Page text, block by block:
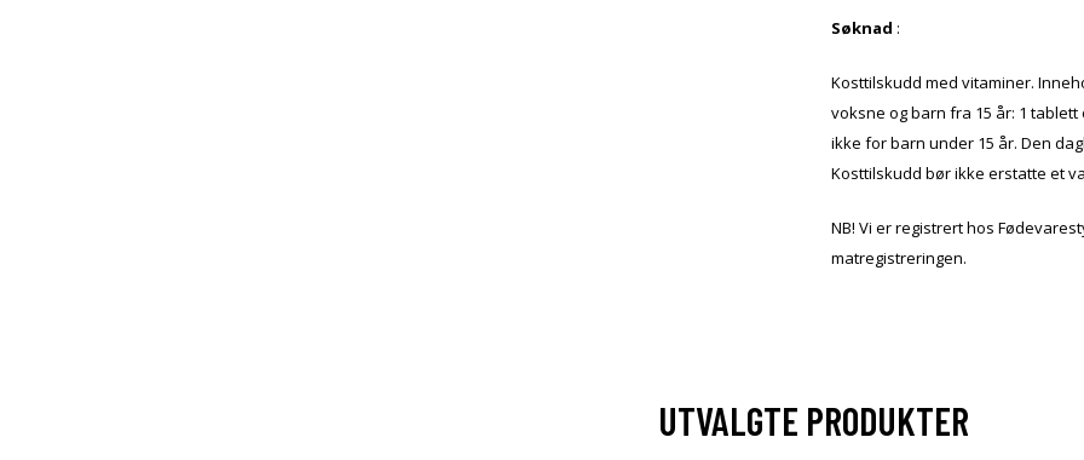
Søknad :
Kosttilskudd med vitaminer.
voksne og barn fra 15 år: 1
ikke for barn under 15 år. Den
Kosttilskudd bør ikke erstatte et
NB! Vi er registrert hos
matregistreringen.
UTVALGTE PRODUKTER